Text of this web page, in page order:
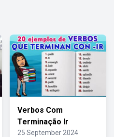
Verbos Com
Terminação Ir
25 September 2024